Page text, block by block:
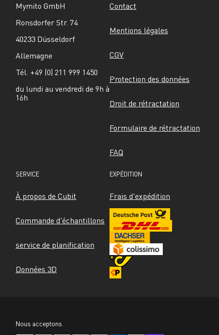
Mymito GmbH
Ronsdorfer Str. 74
40233 Düsseldorf
Allemagne
Tél. +49 (0) 211 999 1450
du lundi au vendredi de 9h à
16h
Contact
Mentions légales
CGV
Protection des données
Droit de rétractation
Formulaire de rétractation
FAQ
SERVICE
À propos de Cubit
Commande d'échantillons
service de planification
Données 3D
EXPÉDITION
Frais d'expédition
Nous acceptons